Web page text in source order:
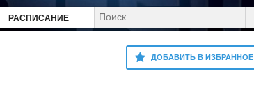
РАСПИСАНИЕ
ДОБАВИТЬ В ИЗБРАННОЕ